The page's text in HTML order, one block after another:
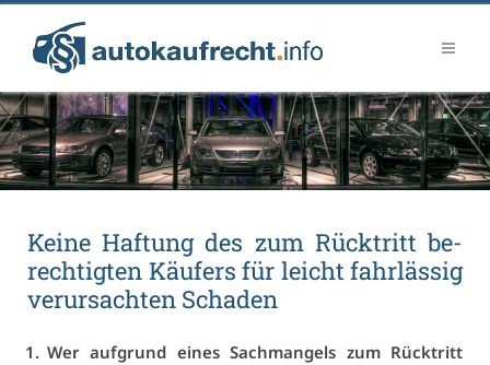
Kei­ne Haf­tung des zum Rück­tritt be­
rech­tig­ten Käu­fers für leicht fahr­läs­sig
ver­ur­sach­ten Scha­den
Wer auf­grund ei­nes Sach­man­gels zum Rück­tritt